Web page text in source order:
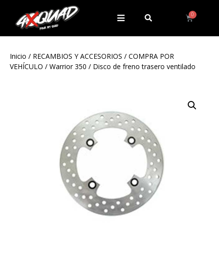
Inicio / RECAMBIOS Y ACCESORIOS / COMPRA POR
VEHÍCULO / Warrior 350 / Disco de freno trasero ventilado